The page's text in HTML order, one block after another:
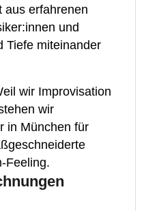
miteinander
wir Improvisation
in München für
Feeling.